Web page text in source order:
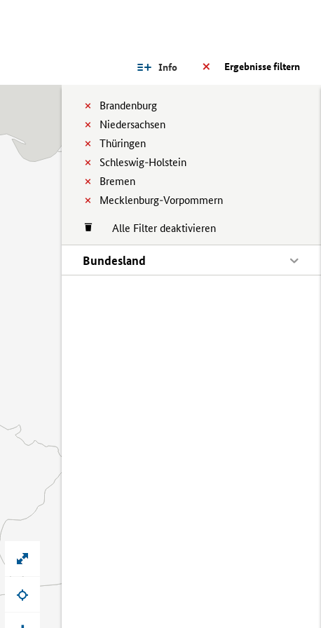
Ergebnisse filtern
Info
Brandenburg
Niedersachsen
Thüringen
Schleswig-Holstein
Bremen
Mecklenburg-Vorpommern
Alle Filter deaktivieren
Bundesland